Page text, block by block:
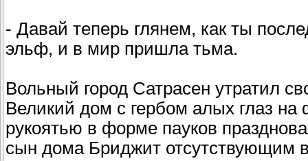
- Давай теперь глянем, как ты
эльф, и в мир пришла тьма.
Вольный город Сатрасен утратил
Великий дом с гербом алых глаз
рукоятью в форме пауков
сын дома Бриджит отсутствующим